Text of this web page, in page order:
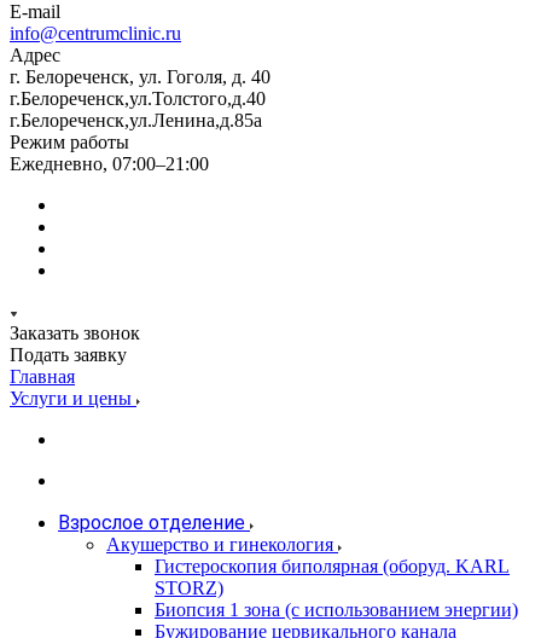
E-mail
info@centrumclinic.ru
Адрес
г. Белореченск, ул. Гоголя, д. 40
г.Белореченск,ул.Толстого,д.40
г.Белореченск,ул.Ленина,д.85а
Режим работы
Ежедневно, 07:00–21:00
Заказать звонок
Подать заявку
Главная
Услуги и цены
Взрослое отделение
Акушерство и гинекология
Гистероскопия биполярная (оборуд. KARL
STORZ)
Биопсия 1 зона (с использованием энергии)
Бужирование цервикального канала